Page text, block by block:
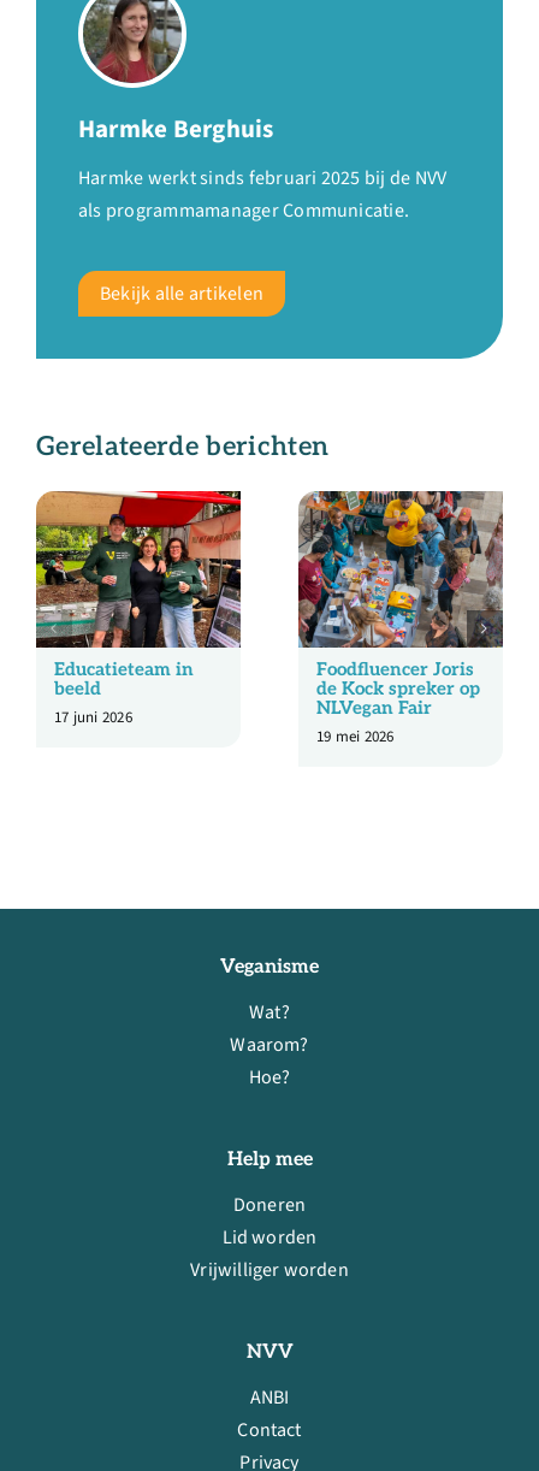
Harmke Berghuis
Harmke werkt sinds februari 2025 bij de NVV
als programmamanager Communicatie.
Bekijk alle artikelen
Gerelateerde berichten
Educatieteam in
beeld
17 juni 2026
Foodfluencer Joris
de Kock spreker op
NLVegan Fair
19 mei 2026
Veganisme
Wat?
Waarom?
Hoe?
Help mee
Doneren
Lid worden
Vrijwilliger worden
NVV
ANBI
Contact
Privacy